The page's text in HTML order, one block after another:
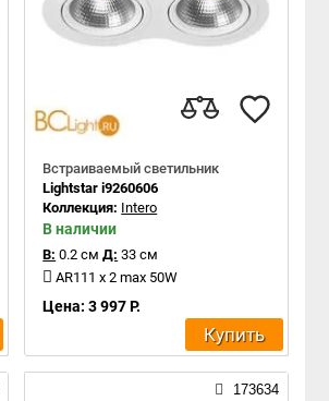
Встраиваемый светильник
Lightstar i9260606
Коллекция: Intero
В наличии
В: 0.2 см Д: 33 см
AR111 x 2 max 50W
Цена: 3 997 Р.
Купить
173634